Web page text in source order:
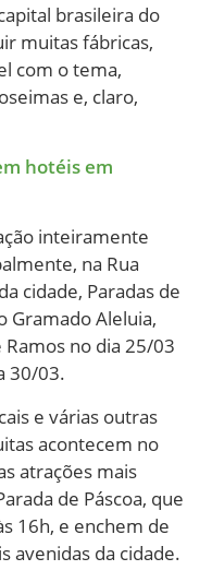
brasileira do
muitas fábricas,
com o tema,
e, claro,
hotéis em
inteiramente
na Rua
cidade, Paradas de
Gramado Aleluia,
no dia 25/03
30/03.
e várias outras
acontecem no
atrações mais
de Páscoa, que
16h, e enchem de
avenidas da cidade.